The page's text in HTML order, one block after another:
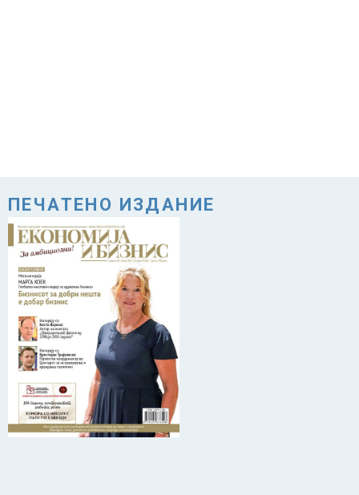
ПЕЧАТЕНО ИЗДАНИЕ